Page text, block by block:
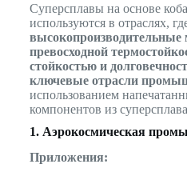
Суперсплавы на основе
используются в отраслях,
высокопроизводительные
превосходной
стойкостью и
ключевые отрасли
использованием
компонентов из
1. Аэрокосмическая
Приложения: